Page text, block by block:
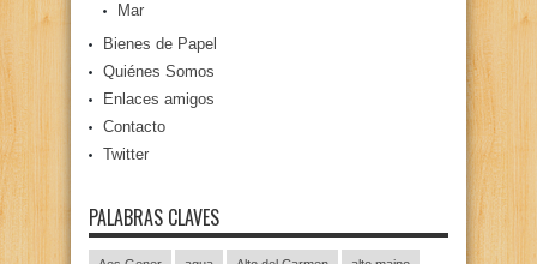
Mar
Bienes de Papel
Quiénes Somos
Enlaces amigos
Contacto
Twitter
PALABRAS CLAVES